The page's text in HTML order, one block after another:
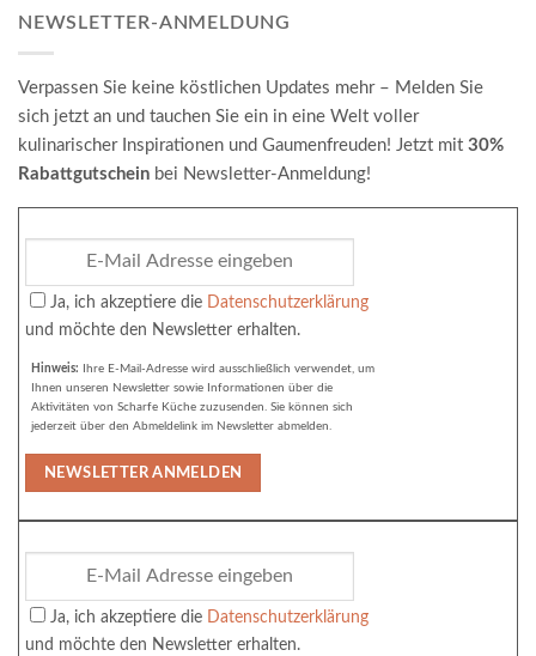
NEWSLETTER-ANMELDUNG
Verpassen Sie keine köstlichen Updates mehr – Melden Sie
sich jetzt an und tauchen Sie ein in eine Welt voller
kulinarischer Inspirationen und Gaumenfreuden! Jetzt mit 30%
Rabattgutschein bei Newsletter-Anmeldung!
Ja, ich akzeptiere die
Datenschutzerklärung
und möchte den Newsletter erhalten.
Hinweis: Ihre E-Mail-Adresse wird ausschließlich verwendet, um
Ihnen unseren Newsletter sowie Informationen über die
Aktivitäten von Scharfe Küche zuzusenden. Sie können sich
jederzeit über den Abmeldelink im Newsletter abmelden.
Ja, ich akzeptiere die
Datenschutzerklärung
und möchte den Newsletter erhalten.